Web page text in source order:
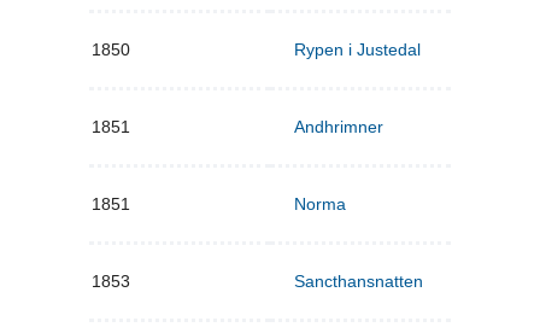
1850 Rypen i Justedal
1851 Andhrimner
1851 Norma
1853 Sancthansnatten